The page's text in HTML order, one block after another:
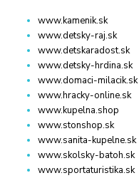
www.kamenik.sk
www.detsky-raj.sk
www.detskaradost.sk
www.detsky-hrdina.sk
www.domaci-milacik.sk
www.hracky-online.sk
www.kupelna.shop
www.stonshop.sk
www.sanita-kupelne.sk
www.skolsky-batoh.sk
www.sportaturistika.sk